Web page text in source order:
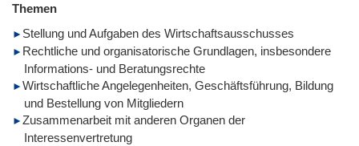
Themen
Stellung und Aufgaben des Wirtschaftsausschusses
Rechtliche und organisatorische Grundlagen, insbesondere
Informations- und Beratungsrechte
Wirtschaftliche Angelegenheiten, Geschäftsführung, Bildung
und Bestellung von Mitgliedern
Zusammenarbeit mit anderen Organen der
Interessenvertretung